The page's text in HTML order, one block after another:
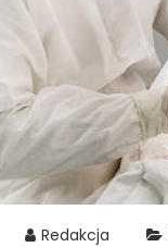
Redakcja